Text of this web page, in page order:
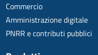
Commercio
Amministrazione digitale
PNRR e contributi pubblici